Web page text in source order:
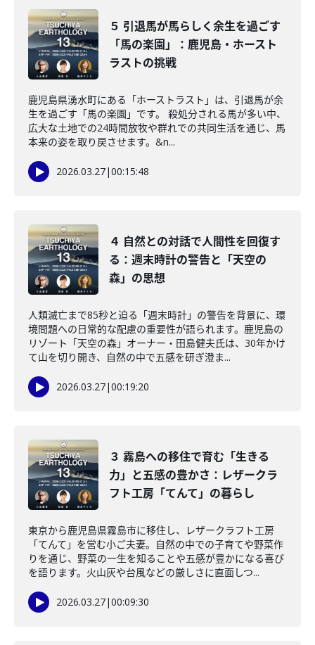
５ 引退馬が馬らしく余生を過ごす
「馬の楽園」：鹿児島・ホースト
ラストの挑戦
鹿児島県湧水町にある「ホーストラスト」は、引退馬が余
生を過ごす「馬の楽園」です。 殺処分される馬が多い中、
広大な土地での24時間放牧や群れでの共同生活を通じ、馬
本来の姿を取り戻させます。&n...
2026.03.27|00:15:48
４ 自然との対話で人間性を回復す
る：週末時計の警告と「天空の
森」の思想
人類滅亡まで85秒と迫る「週末時計」の警告を背景に、環
境問題への日常的な配慮の重要性が語られます。鹿児島の
リゾート「天空の森」オーナー・田島健夫氏は、30年かけ
て山を切り開き、自然の中で五感を研ぎ澄ま...
2026.03.27|00:19:20
３ 霧島への移住で育む「生きる
力」と五感の豊かさ：レザークラ
フト工房「てんて」の暮らし
東京から鹿児島県霧島市に移住し、レザークラフト工房
「てんて」を営む小ご夫妻。自然の中での子育てや野菜作
りを通じ、野菜の一生を知ることや五感が豊かになる喜び
を語ります。火山灰や台風などの厳しさに直面しつ...
2026.03.27|00:09:30